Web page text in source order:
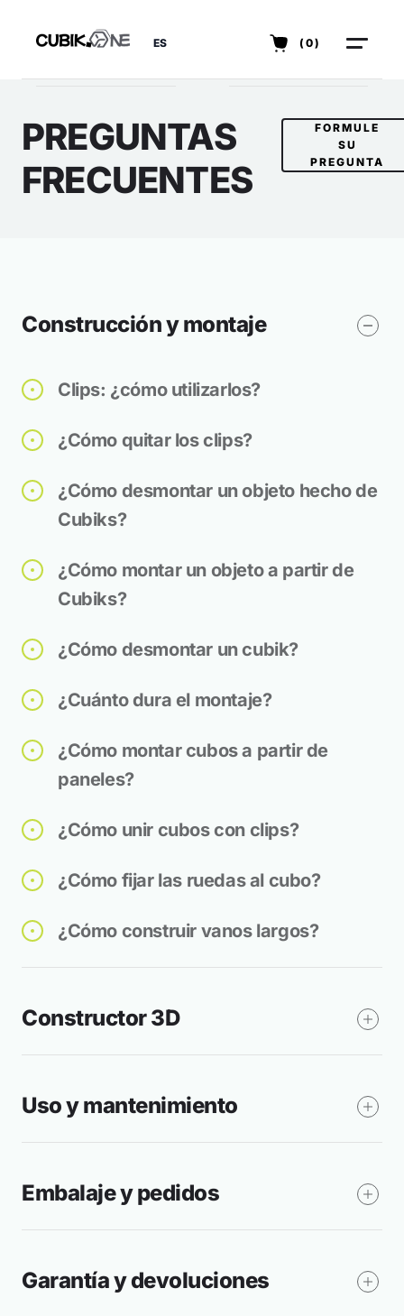
ES (0)
PREGUNTAS
FRECUENTES
FORMULE
SU
PREGUNTA
Construcción y montaje
Clips: ¿cómo utilizarlos?
¿Cómo quitar los clips?
¿Cómo desmontar un objeto hecho de
Cubiks?
¿Cómo montar un objeto a partir de
Cubiks?
¿Cómo desmontar un cubik?
¿Cuánto dura el montaje?
¿Cómo montar cubos a partir de
paneles?
¿Cómo unir cubos con clips?
¿Cómo fijar las ruedas al cubo?
¿Cómo construir vanos largos?
Constructor 3D
Uso y mantenimiento
Embalaje y pedidos
Garantía y devoluciones